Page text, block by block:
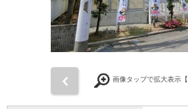
画像タップで拡大表示【